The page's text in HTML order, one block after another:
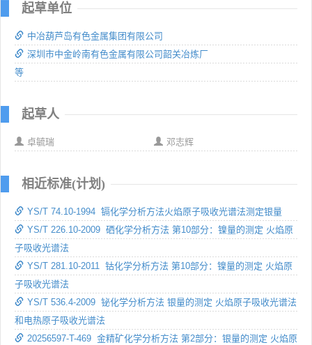
起草单位
中冶葫芦岛有色金属集团有限公司
深圳市中金岭南有色金属有限公司韶关冶炼厂
等
起草人
卓毓瑞 邓志辉
相近标准(计划)
YS/T 74.10-1994 镉化学分析方法火焰原子吸收光谱法测定银量
YS/T 226.10-2009 硒化学分析方法 第10部分：镍量的测定 火焰原
子吸收光谱法
YS/T 281.10-2011 钴化学分析方法 第10部分：镍量的测定 火焰原
子吸收光谱法
YS/T 536.4-2009 铋化学分析方法 银量的测定 火焰原子吸收光谱法
和电热原子吸收光谱法
20256597-T-469 金精矿化学分析方法 第2部分：银量的测定 火焰原